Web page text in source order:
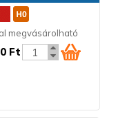
megvásárolható
Ft